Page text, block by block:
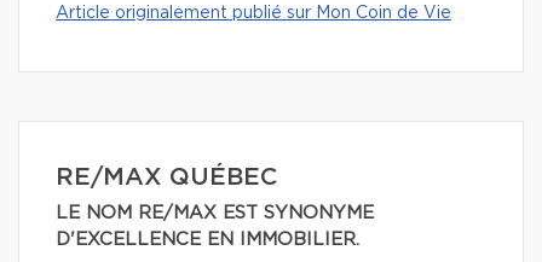
Article originalement publié sur Mon Coin de Vie
RE/MAX QUÉBEC
LE NOM RE/MAX EST SYNONYME
D'EXCELLENCE EN IMMOBILIER.